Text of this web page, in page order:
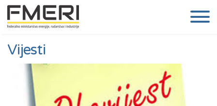
Vijesti